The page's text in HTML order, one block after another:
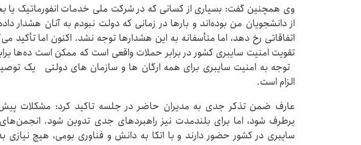
وی همچنین گفت: بسیاری از کسانی که در شرکت ملی خدمات انفورماتیک یا
از دانشجویان من بوده‌اند و بارها در زمانی که دولت نبودم به آنان هشدار
اتفاقاتی رخ دهد، اما متأسفانه به این هشدارها توجه نشد. اکنون اما
تقویت امنیت سایبری کشور در برابر حملات واقعی است که ممکن است ده‌ها
توجه به امنیت سایبری برای همه ارگان ها و سازمان های دولتی یک
الزام است.
عارف ضمن تذکر جدی به مدیران حاضر در جلسه تاکید کرد: مشکلات
برطرف شود، اما برای بلندمدت نیز راهبردهای جدی تدوین شود.
سایبری در کشور حضور دارند و با اتکا به دانش و فناوری بومی، هیچ نیازی